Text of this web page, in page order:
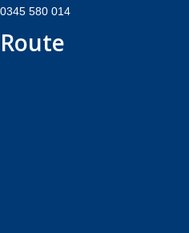
0345 580 014
Route